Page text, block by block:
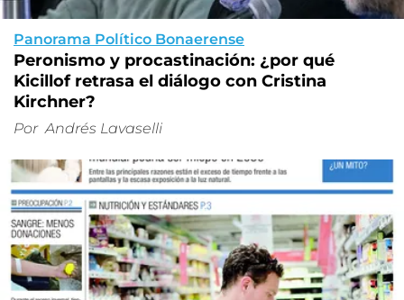
Panorama Político Bonaerense
Peronismo y procastinación: ¿por qué
Kicillof retrasa el diálogo con Cristina
Kirchner?
Por Andrés Lavaselli